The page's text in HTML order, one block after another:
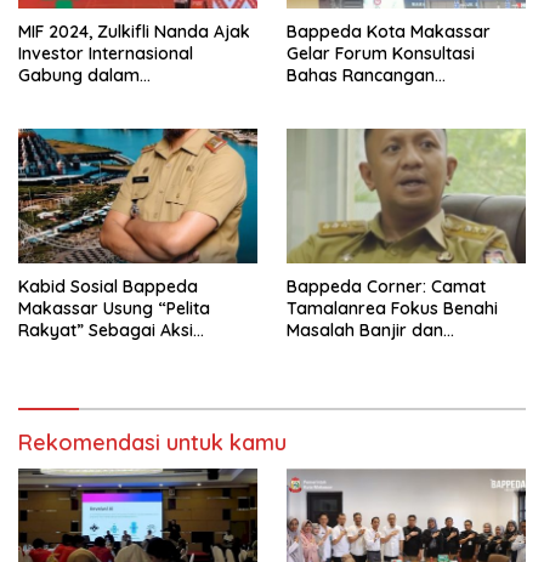
MIF 2024, Zulkifli Nanda Ajak
Investor Internasional
Gabung dalam
Bappeda Kota Makassar
Gelar Forum Konsultasi
Bahas Rancangan
Kabid Sosial Bappeda
Makassar Usung “Pelita
Rakyat” Sebagai Aksi
Bappeda Corner: Camat
Tamalanrea Fokus Benahi
Masalah Banjir dan
Rekomendasi untuk kamu